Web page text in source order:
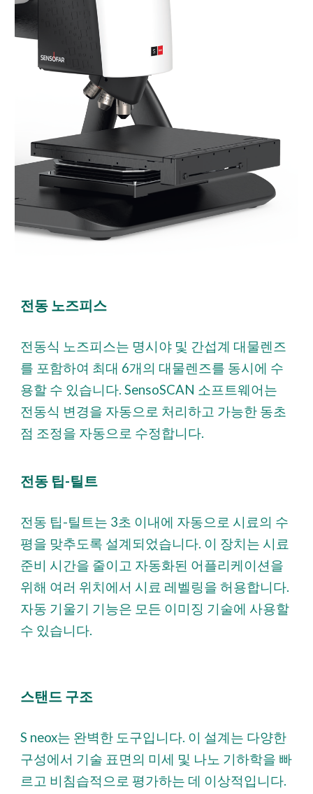
전동 노즈피스
전동식 노즈피스는 명시야 및 간섭계 대물렌즈
를 포함하여 최대 6개의 대물렌즈를 동시에 수
용할 수 있습니다. SensoSCAN 소프트웨어는
전동식 변경을 자동으로 처리하고 가능한 동초
점 조정을 자동으로 수정합니다.
전동 팁-틸트
전동 팁-틸트는 3초 이내에 자동으로 시료의 수
평을 맞추도록 설계되었습니다. 이 장치는 시료
준비 시간을 줄이고 자동화된 어플리케이션을
위해 여러 위치에서 시료 레벨링을 허용합니다.
자동 기울기 기능은 모든 이미징 기술에 사용할
수 있습니다.
스탠드 구조
S neox는 완벽한 도구입니다. 이 설계는 다양한
구성에서 기술 표면의 미세 및 나노 기하학을 빠
르고 비침습적으로 평가하는 데 이상적입니다.